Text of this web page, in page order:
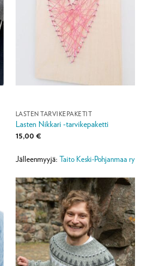
LASTEN TARVIKEPAKETIT
Lasten Nikkari -tarvikepaketti
15,00 €
Jälleenmyyjä: Taito Keski-Pohjanmaa ry